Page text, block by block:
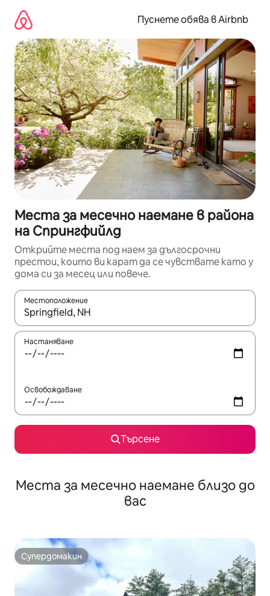
съдържанието
Пуснете обява в Airbnb
Места за месечно наемане в района
на Спрингфийлд
Открийте места под наем за дългосрочни
престои, които ви карат да се чувствате като у
дома си за месец или повече.
Местоположение
Когато резултатите се покажат, използвайте
Настаняване
Освобождаване
Търсене
Места за месечно наемане близо до
вас
Супердомакин
Супердомакин